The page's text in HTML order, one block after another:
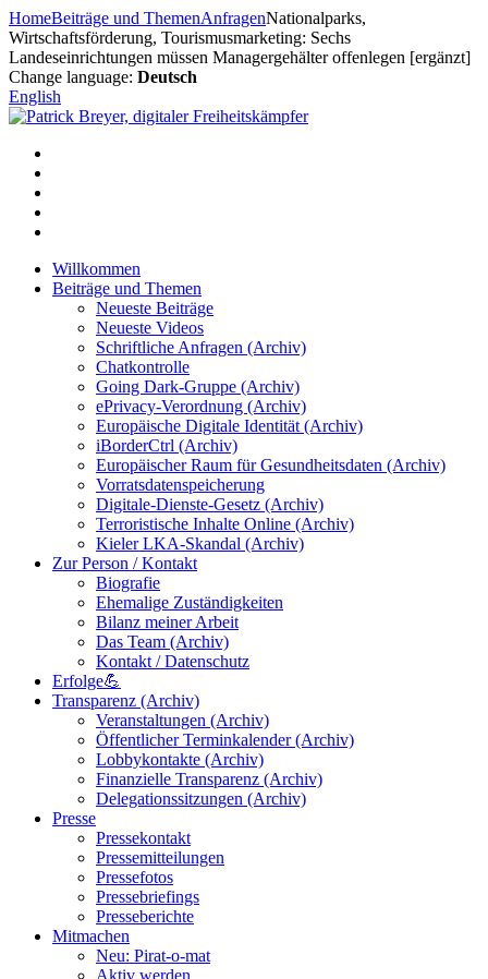
Zum
Inhalt
springen
HomeBeiträge und ThemenAnfragenNationalparks,
Wirtschaftsförderung, Tourismusmarketing: Sechs
Landeseinrichtungen müssen Managergehälter offenlegen [ergänzt]
Change language: Deutsch
English
Willkommen
Beiträge und Themen
Neueste Beiträge
Neueste Videos
Schriftliche Anfragen (Archiv)
Chatkontrolle
Going Dark-Gruppe (Archiv)
ePrivacy-Verordnung (Archiv)
Europäische Digitale Identität (Archiv)
iBorderCtrl (Archiv)
Europäischer Raum für Gesundheitsdaten (Archiv)
Vorratsdatenspeicherung
Digitale-Dienste-Gesetz (Archiv)
Terroristische Inhalte Online (Archiv)
Kieler LKA-Skandal (Archiv)
Zur Person / Kontakt
Biografie
Ehemalige Zuständigkeiten
Bilanz meiner Arbeit
Das Team (Archiv)
Kontakt / Datenschutz
Erfolge💪
Transparenz (Archiv)
Veranstaltungen (Archiv)
Öffentlicher Terminkalender (Archiv)
Lobbykontakte (Archiv)
Finanzielle Transparenz (Archiv)
Delegationssitzungen (Archiv)
Presse
Pressekontakt
Pressemitteilungen
Pressefotos
Pressebriefings
Presseberichte
Mitmachen
Neu: Pirat-o-mat
Aktiv werden